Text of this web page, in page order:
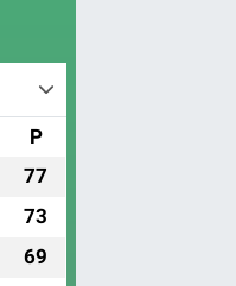
P
77
73
69